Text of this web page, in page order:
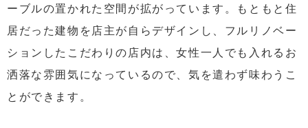
ーブルの置かれた空間が拡がっています。もともと住
居だった建物を店主が自らデザインし、フルリノベー
ションしたこだわりの店内は、女性一人でも入れるお
洒落な雰囲気になっているので、気を遣わず味わうこ
とができます。